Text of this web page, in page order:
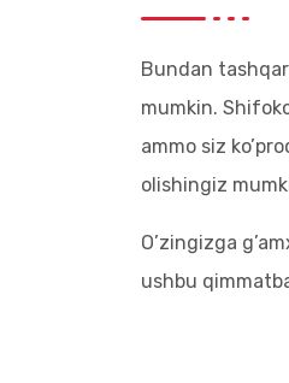
Bundan
mumkin.
ammo siz
olishingiz
O’zingizga
ushbu